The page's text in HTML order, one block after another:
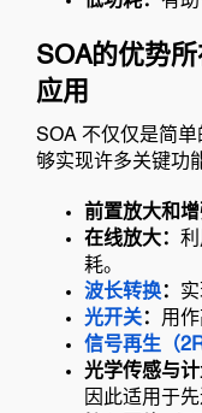
SOA的优势
应用
SOA 不仅仅是简
够实现许多关键功
前置放大和增
在线放大：
耗。
波长转换：
光开关： 用
信号再生（
光学传感与计
因此适用于